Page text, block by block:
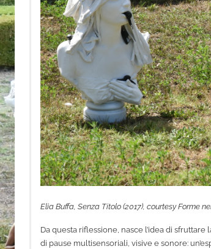
Elia Buffa, Senza Titolo (2017), courtesy Forme
Da questa riflessione, nasce l’idea di
di pause multisensoriali, visive e sonore: